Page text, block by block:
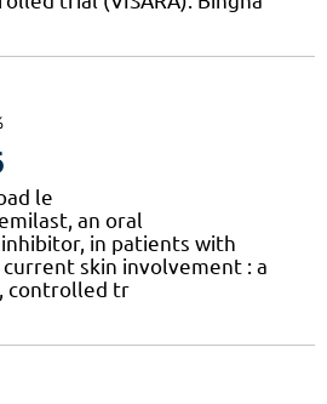
le
an oral
in patients with
skin involvement : a
controlled tr